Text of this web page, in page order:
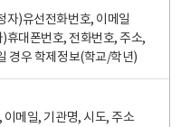
자)유선전화번호, 이메일
휴대폰번호, 전화번호, 주소,
경우 학제정보(학교/학년)
이메일, 기관명, 시도, 주소